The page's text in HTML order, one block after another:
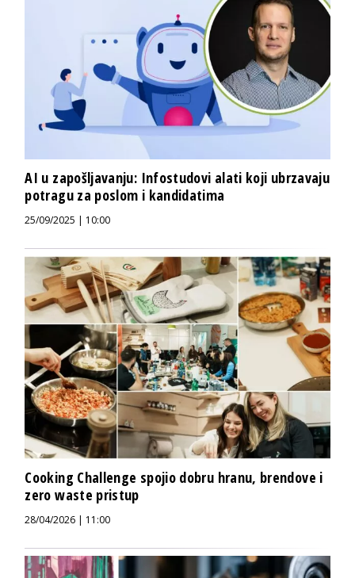
AI u zapošljavanju: Infostudovi alati koji ubrzavaju
potragu za poslom i kandidatima
25/09/2025 | 10:00
Cooking Challenge spojio dobru hranu, brendove i
zero waste pristup
28/04/2026 | 11:00